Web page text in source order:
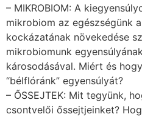
– MIKROBIOM: A
mikrobiom az egészségünk
kockázatának növekedése
mikrobiomunk
károsodásával. Miért és
“bélflóránk” egyensúlyát?
– ŐSSEJTEK: Mit tegyünk,
csontvelői őssejtjeinket?